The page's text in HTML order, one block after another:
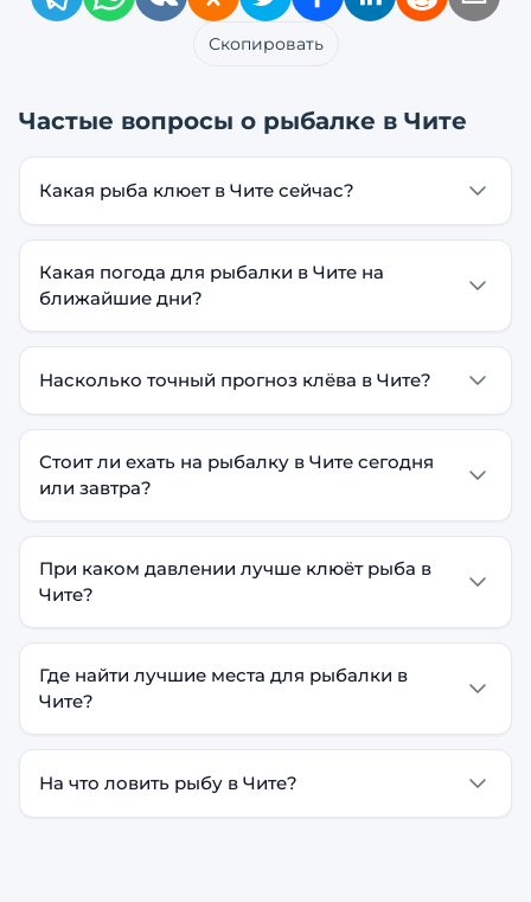
Скопировать
Частые вопросы о рыбалке в Чите
Какая рыба клюет в Чите сейчас?
Какая погода для рыбалки в Чите на
ближайшие дни?
Насколько точный прогноз клёва в Чите?
Стоит ли ехать на рыбалку в Чите сегодня
или завтра?
При каком давлении лучше клюёт рыба в
Чите?
Где найти лучшие места для рыбалки в
Чите?
На что ловить рыбу в Чите?